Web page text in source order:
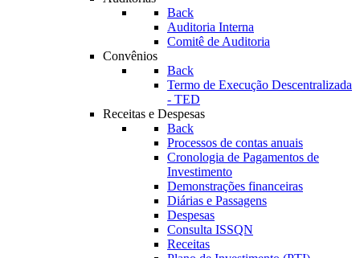
Back
Auditoria Interna
Comitê de Auditoria
Convênios
Back
Termo de Execução Descentralizada
- TED
Receitas e Despesas
Back
Processos de contas anuais
Cronologia de Pagamentos de
Investimento
Demonstrações financeiras
Diárias e Passagens
Despesas
Consulta ISSQN
Receitas